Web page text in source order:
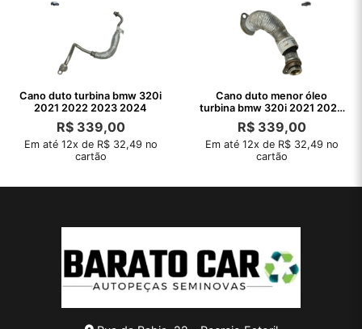
Cano duto turbina bmw 320i
2021 2022 2023 2024
R$339,00
Em até 12x de R$ 32,49 no
cartão
Cano duto menor óleo
turbina bmw 320i 2021 2022
2023 2024
R$339,00
Em até 12x de R$ 32,49 no
cartão